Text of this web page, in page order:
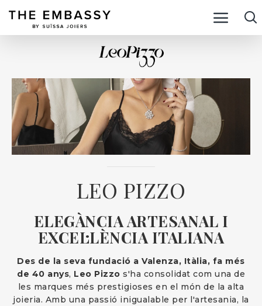
LEO PIZZO
ELEGÀNCIA ARTESANAL I
EXCEL·LÈNCIA ITALIANA
Des de la seva fundació a Valenza, Itàlia, fa més
de 40 anys, Leo Pizzo s'ha consolidat com una de
les marques més prestigioses en el món de la alta
joieria. Amb una passió inigualable per l'artesania, la